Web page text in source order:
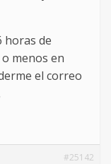
horas de
menos en
el correo
#25142